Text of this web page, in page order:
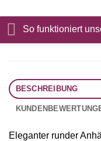
So funktioniert
BESCHREIBUNG
Eleganter runder